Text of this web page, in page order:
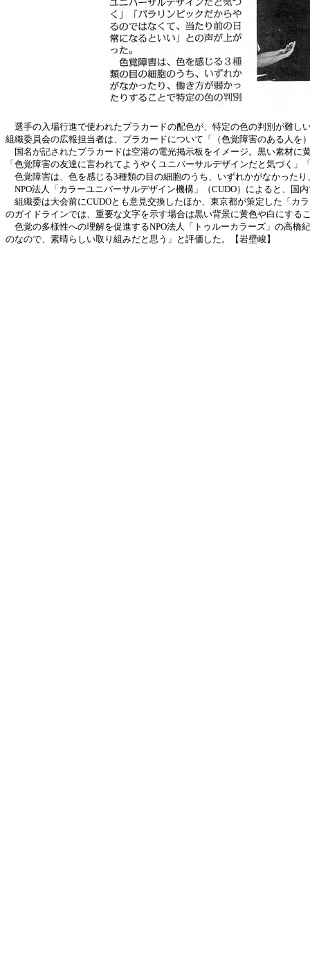
選手の入場行進で使われたプラカードの配色が、特定の色の判別が難し
組織委員会の広報担当者は、プラカードについて「（色覚障害のある人を
国名が記されたプラカードは空港の電光掲示板をイメージ。黒い素材に
「色覚障害の友達に言われてようやくユニバーサルデザインだと気づく
色覚障害は、色を感じる3種類の目の細胞のうち、いずれかがなかった
NPO法人「カラーユニバーサルデザイン機構」（CUDO）によると、国
組織委は大会前にCUDOとも意見交換したほか、東京都が策定した「カ
のガイドラインでは、重要な文字を示す場合は黒い背景に黄色や白にす
色覚の多様性への理解を促進するNPO法人「トゥルーカラーズ」の高橋
のなので、素晴らしい取り組みだと思う」と評価した。【岩壁峻】